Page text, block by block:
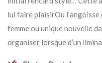
lui faire plaisirOu l’angoisse
femme ou unique nouvelle
organiser lorsque d’un